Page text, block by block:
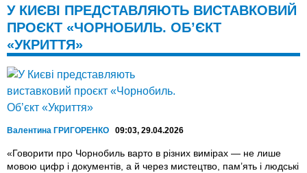
У КИЄВІ ПРЕДСТАВЛЯЮТЬ ВИСТАВКОВИЙ
ПРОЄКТ «ЧОРНОБИЛЬ. ОБ’ЄКТ
«УКРИТТЯ»
Валентина ГРИГОРЕНКО 09:03, 29.04.2026
«Говорити про Чорнобиль варто в різних вимірах — не лише
мовою цифр і документів, а й через мистецтво, пам’ять і людські